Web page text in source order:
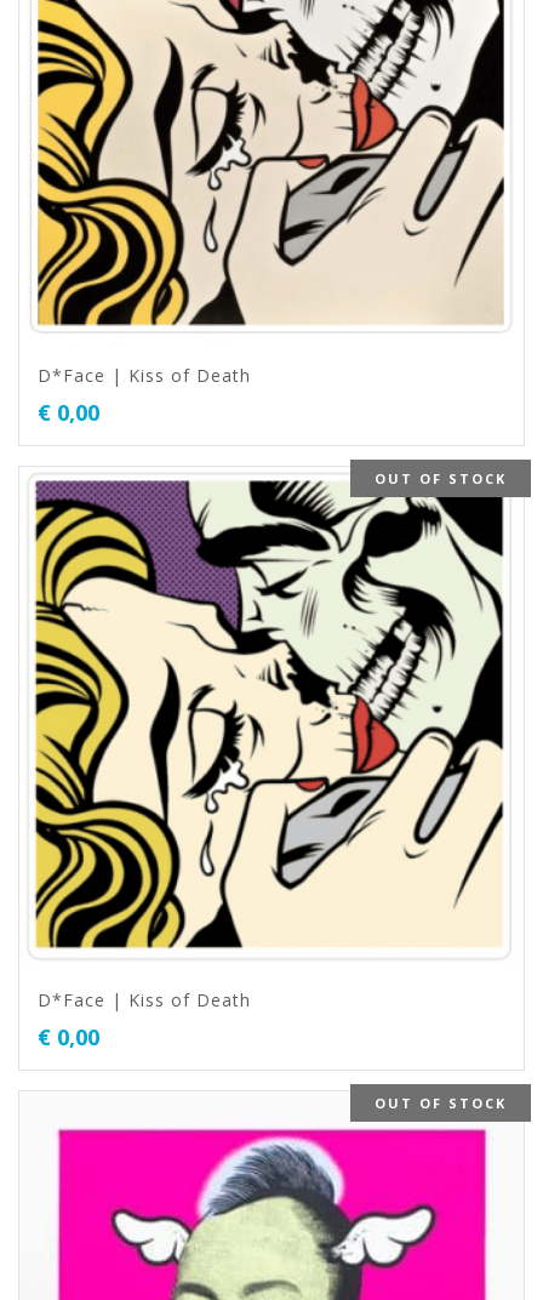
D*Face | Kiss of Death
€ 0,00
OUT OF STOCK
D*Face | Kiss of Death
€ 0,00
OUT OF STOCK